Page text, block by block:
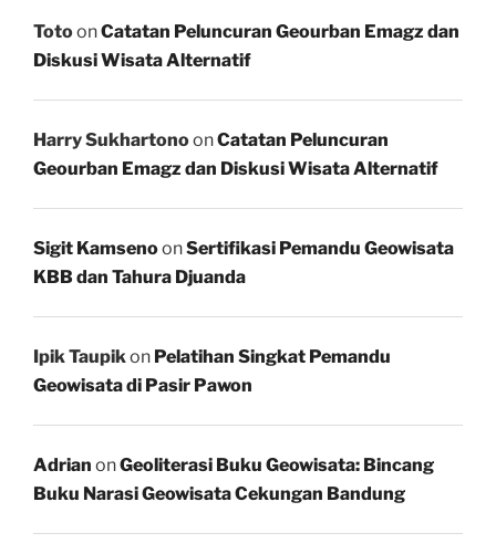
TotoonCatatan Peluncuran Geourban Emagz dan
Diskusi Wisata Alternatif
Harry SukhartonoonCatatan Peluncuran
Geourban Emagz dan Diskusi Wisata Alternatif
Sigit KamsenoonSertifikasi Pemandu Geowisata
KBB dan Tahura Djuanda
Ipik Taupik on Pelatihan Singkat Pemandu
Geowisata di Pasir Pawon
Adrian onGeoliterasi Buku Geowisata: Bincang
Buku Narasi Geowisata Cekungan Bandung